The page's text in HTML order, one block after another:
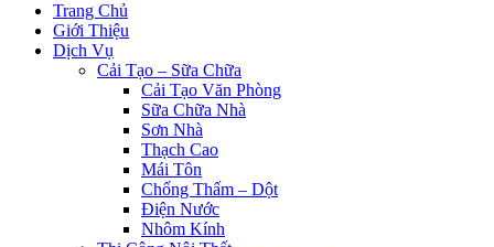
Trang Chủ
Giới Thiệu
Dịch Vụ
Cải Tạo – Sữa Chữa
Cải Tạo Văn Phòng
Sữa Chữa Nhà
Sơn Nhà
Thạch Cao
Mái Tôn
Chống Thấm – Dột
Điện Nước
Nhôm Kính